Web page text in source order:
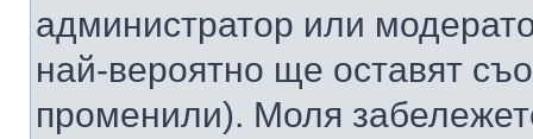
администратор или
най-вероятно ще оставят
променили). Моля